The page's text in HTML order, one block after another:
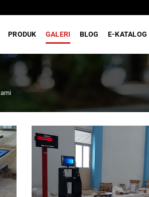
PRODUK GALERI BLOG E-KATALOG